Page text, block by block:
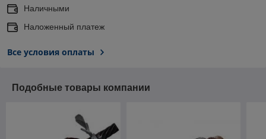
Наличными
Наложенный платеж
Все условия оплаты
Подобные товары компании